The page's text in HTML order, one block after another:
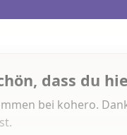
dass du
bei kohero.